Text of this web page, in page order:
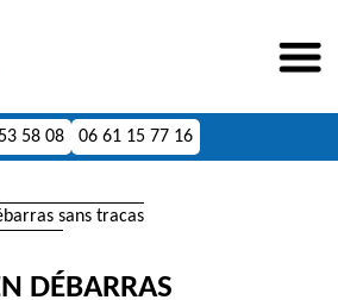
58 08 06 61 15 77 16
sans tracas
DÉBARRAS